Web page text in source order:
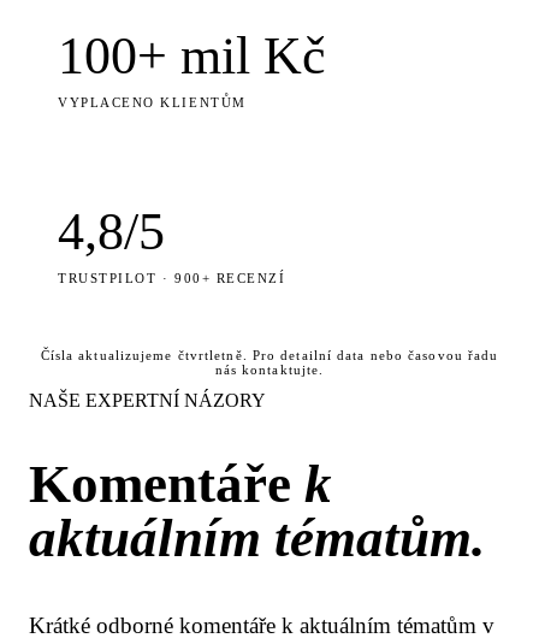
100+ mil Kč
VYPLACENO KLIENTŮM
4,8/5
TRUSTPILOT · 900+ RECENZÍ
Čísla aktualizujeme čtvrtletně. Pro detailní data nebo časovou řadu
nás kontaktujte.
NAŠE EXPERTNÍ NÁZORY
Komentáře k
aktuálním tématům.
Krátké odborné komentáře k aktuálním tématům v